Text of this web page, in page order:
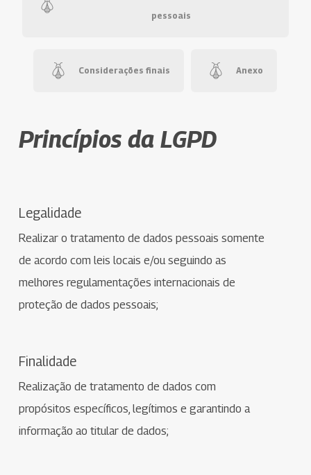
pessoais
Considerações finais Anexo
Princípios da LGPD
Legalidade
Realizar o tratamento de dados pessoais somente
de acordo com leis locais e/ou seguindo as
melhores regulamentações internacionais de
proteção de dados pessoais;
Finalidade
Realização de tratamento de dados com
propósitos específicos, legítimos e garantindo a
informação ao titular de dados;​